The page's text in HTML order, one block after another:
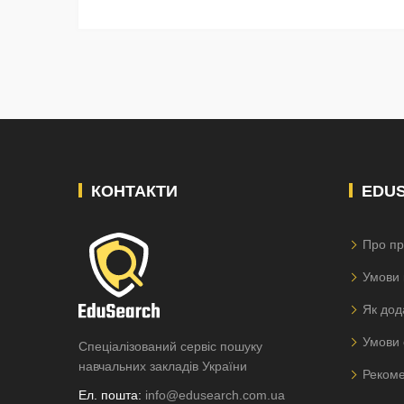
КОНТАКТИ
Спеціалізований сервіс пошуку
навчальних закладів України
Ел. пошта: info@edusearch.com.ua
Про
Умови
Як
Умови